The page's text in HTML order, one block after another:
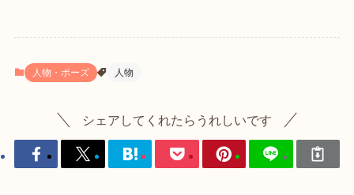
人物・ポーズ 人物
シェアしてくれたらうれしいです